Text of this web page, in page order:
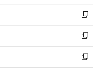
開
く
ウ
で
開
く
ン
ド
ウ
で
開
く
ウ
ィ
ン
ド
ウ
で
開
し
い
ウ
ィ
ン
ド
ウ
新
し
い
ウ
ィ
ン
新
し
い
ウ
新
し